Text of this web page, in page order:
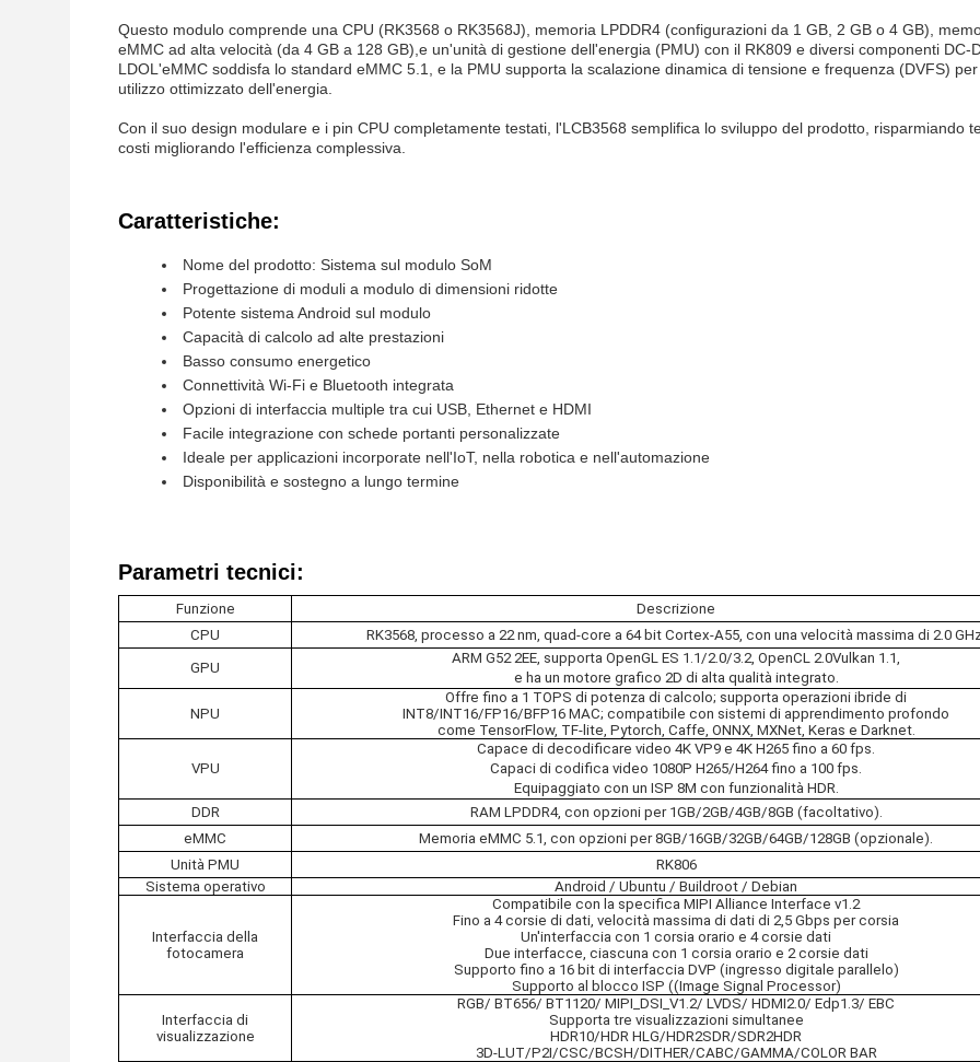
Questo modulo comprende una CPU (RK3568 o RK3568J), memoria LPDDR4 (configurazioni da 1 GB, 2 GB o 4 GB),
eMMC ad alta velocità (da 4 GB a 128 GB),e un'unità di gestione dell'energia (PMU) con il RK809 e diversi componenti DC-
LDOL'eMMC soddisfa lo standard eMMC 5.1, e la PMU supporta la scalazione dinamica di tensione e frequenza (DVFS)
utilizzo ottimizzato dell'energia.
Con il suo design modulare e i pin CPU completamente testati, l'LCB3568 semplifica lo sviluppo del prodotto, risparmiando
costi migliorando l'efficienza complessiva.
Caratteristiche:
Nome del prodotto: Sistema sul modulo SoM
Progettazione di moduli a modulo di dimensioni ridotte
Potente sistema Android sul modulo
Capacità di calcolo ad alte prestazioni
Basso consumo energetico
Connettività Wi-Fi e Bluetooth integrata
Opzioni di interfaccia multiple tra cui USB, Ethernet e HDMI
Facile integrazione con schede portanti personalizzate
Ideale per applicazioni incorporate nell'IoT, nella robotica e nell'automazione
Disponibilità e sostegno a lungo termine
Parametri tecnici:
Funzione
Descrizione
CPU
RK3568, processo a 22 nm, quad-core a 64 bit Cortex-A55, con una velocità massima di 2.0
GPU
ARM G52 2EE, supporta OpenGL ES 1.1/2.0/3.2, OpenCL 2.0Vulkan 1.1,
e ha un motore grafico 2D di alta qualità integrato.
NPU
Offre fino a 1 TOPS di potenza di calcolo; supporta operazioni ibride di
INT8/INT16/FP16/BFP16 MAC; compatibile con sistemi di apprendimento profondo
come TensorFlow, TF-lite, Pytorch, Caffe, ONNX, MXNet, Keras e Darknet.
VPU
Capace di decodificare video 4K VP9 e 4K H265 fino a 60 fps.
Capaci di codifica video 1080P H265/H264 fino a 100 fps.
Equipaggiato con un ISP 8M con funzionalità HDR.
DDR
RAM LPDDR4, con opzioni per 1GB/2GB/4GB/8GB (facoltativo).
eMMC
Memoria eMMC 5.1, con opzioni per 8GB/16GB/32GB/64GB/128GB (opzionale).
Unità PMU
RK806
Sistema operativo
Android / Ubuntu / Buildroot / Debian
Interfaccia della
fotocamera
Compatibile con la specifica MIPI Alliance Interface v1.2
Fino a 4 corsie di dati, velocità massima di dati di 2,5 Gbps per corsia
Un'interfaccia con 1 corsia orario e 4 corsie dati
Due interfacce, ciascuna con 1 corsia orario e 2 corsie dati
Supporto fino a 16 bit di interfaccia DVP (ingresso digitale parallelo)
Supporto al blocco ISP ((Image Signal Processor)
Interfaccia di
visualizzazione
RGB/ BT656/ BT1120/ MIPI_DSI_V1.2/ LVDS/ HDMI2.0/ Edp1.3/ EBC
Supporta tre visualizzazioni simultanee
HDR10/HDR HLG/HDR2SDR/SDR2HDR
3D-LUT/P2I/CSC/BCSH/DITHER/CABC/GAMMA/COLOR BAR